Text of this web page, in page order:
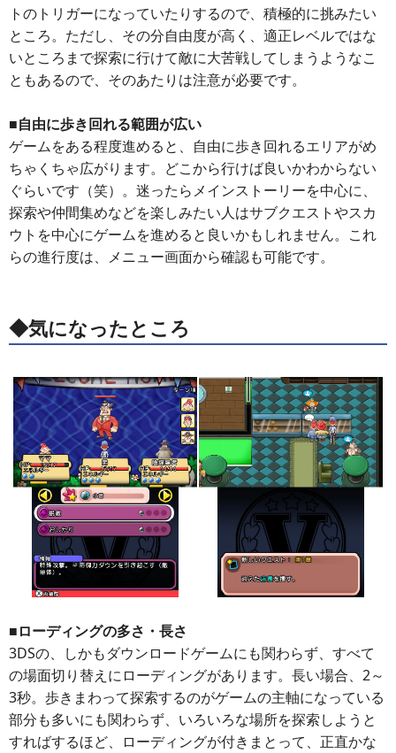
トのトリガーになっていたりするので、積極的に挑みたい
ところ。ただし、その分自由度が高く、適正レベルではな
いところまで探索に行けて敵に大苦戦してしまうようなこ
ともあるので、そのあたりは注意が必要です。
■自由に歩き回れる範囲が広い
ゲームをある程度進めると、自由に歩き回れるエリアがめ
ちゃくちゃ広がります。どこから行けば良いかわからない
ぐらいです（笑）。迷ったらメインストーリーを中心に、
探索や仲間集めなどを楽しみたい人はサブクエストやスカ
ウトを中心にゲームを進めると良いかもしれません。これ
らの進行度は、メニュー画面から確認も可能です。
◆気になったところ
■ローディングの多さ・長さ
3DSの、しかもダウンロードゲームにも関わらず、すべて
の場面切り替えにローディングがあります。長い場合、2～
3秒。歩きまわって探索するのがゲームの主軸になっている
部分も多いにも関わらず、いろいろな場所を探索しようと
すればするほど、ローディングが付きまとって、正直かな